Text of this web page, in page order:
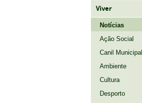
Viver
Notícias
Ação Social
Canil Municipal
Ambiente
Cultura
Desporto